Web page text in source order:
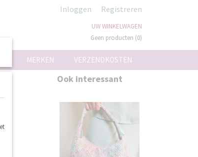
Inloggen Registreren
UW WINKELWAGEN
Geen producten (0)
VERZENDKOSTEN
MERKEN
Ook interessant